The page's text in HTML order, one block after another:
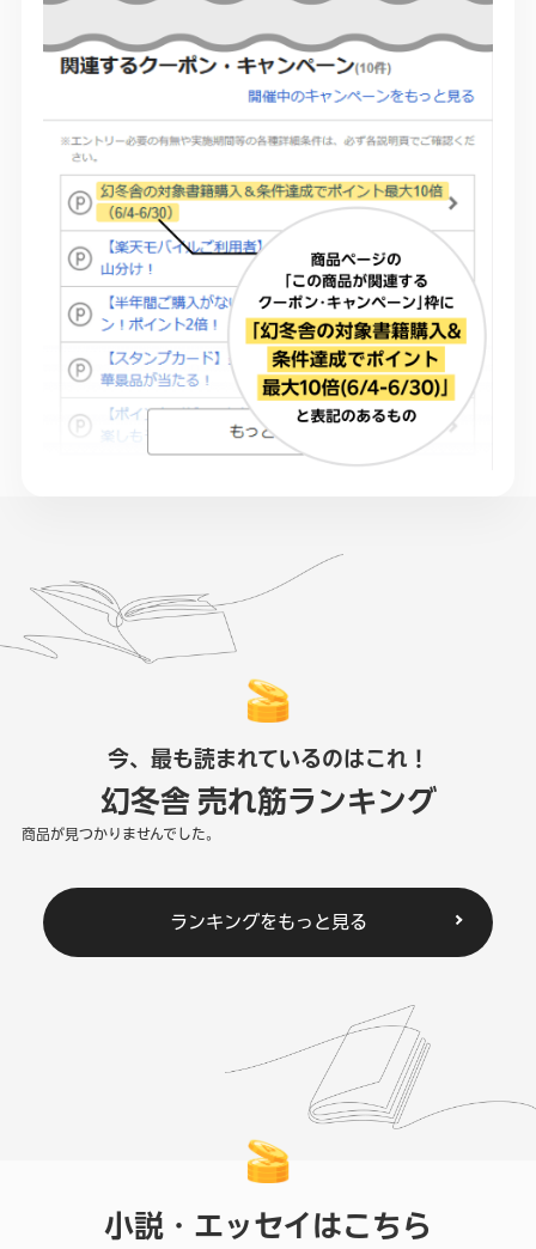
今、最も読まれているのはこれ！
幻冬舎 売れ筋ランキング
商品が見つかりませんでした。
ランキングをもっと見る
小説・エッセイはこちら